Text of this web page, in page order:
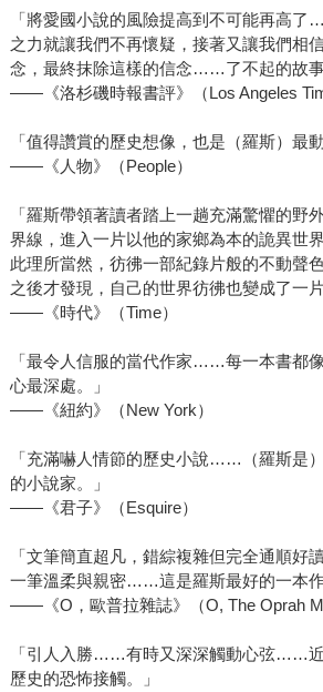
「將愛國小說的風險提高到不可能再高
之力就讓我們不再懷疑，接著又讓我們相
念，最終抹除這樣的信念……了不起的故事
——《洛杉磯時報書評》（Los Angeles
「值得讚賞的歷史想像，也是（羅斯）最
——《人物》（People）
「羅斯帶領著讀者踏上一趟充滿驚懼的野
界線，進入一片以他的家鄉為本的詭異
此理所當然，彷彿一部紀錄片般的不動聲
之後才發現，自己的世界彷彿也變成了一
——《時代》（Time）
「最令人信服的當代作家……每一本書都
心最深處。」
——《紐約》（New York）
「充滿嚇人情節的歷史小說……（羅斯是
的小說家。」
——《君子》（Esquire）
「文筆簡直超凡，錯綜複雜但完全通順好
一筆溫柔與親密……這是羅斯最好的一本作
——《O，歐普拉雜誌》（O, The Oprah
「引人入勝……有時又深深觸動心弦……
歷史的恐怖接觸。」